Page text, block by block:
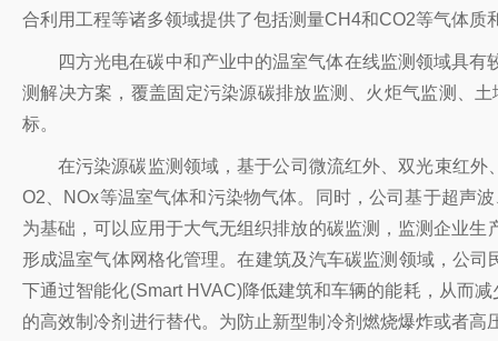
合利用工程等诸多领域提供了包括测量CH4和CO2等气体
四方光电在碳中和产业中的温室气体在线监测领域具
测解决方案，覆盖固定污染源碳排放监测、火炬气监测、
标。
在污染源碳监测领域，基于公司微流红外、双光束红
O2、NOx等温室气体和污染物气体。同时，公司基于超声
为基础，可以应用于大气无组织排放的碳监测，监测企业
形成温室气体网格化管理。在建筑及汽车碳监测领域，公
下通过智能化(Smart HVAC)降低建筑和车辆的能耗，从而
的高效制冷剂进行替代。为防止新型制冷剂燃烧爆炸或者